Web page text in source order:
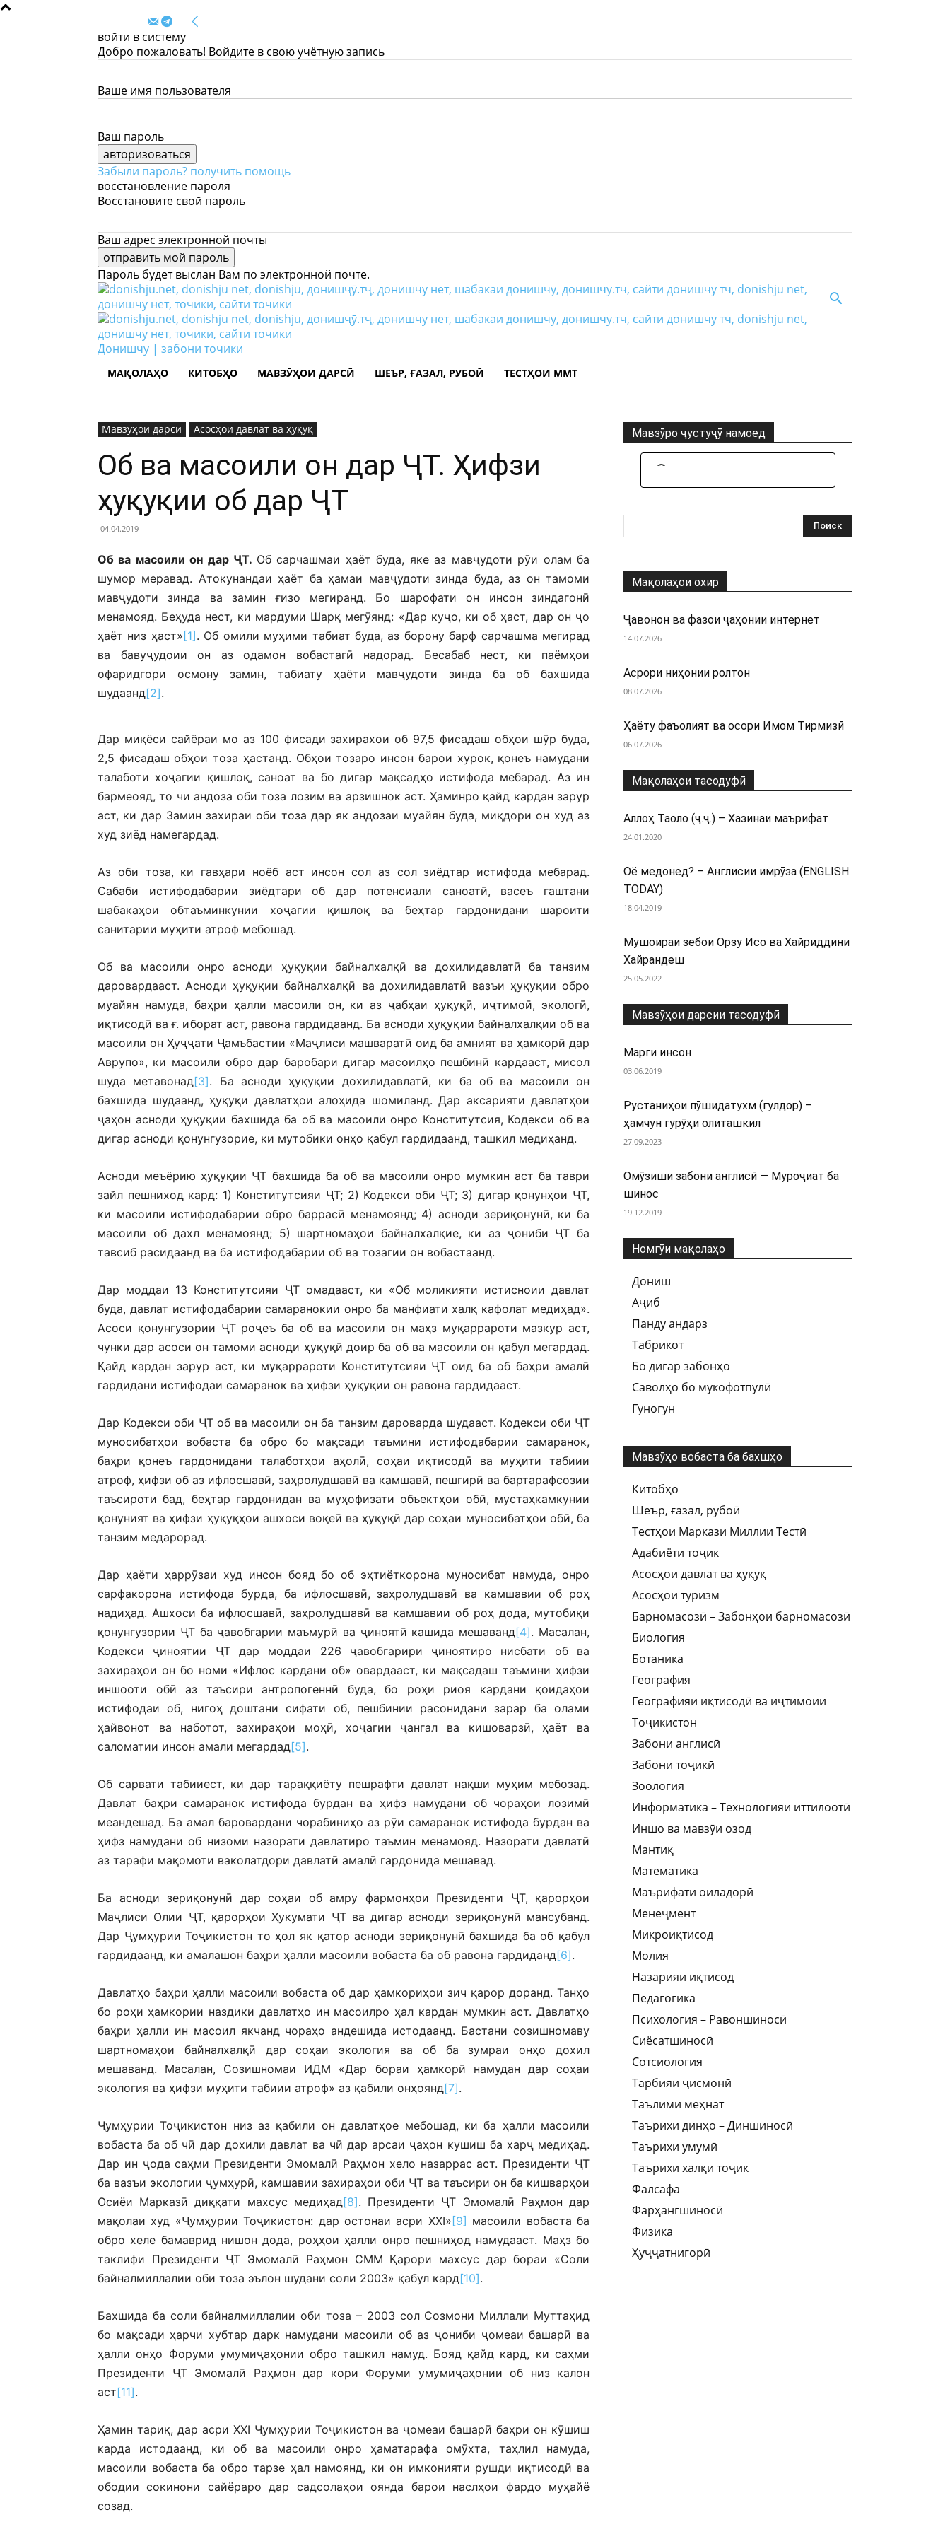
войти в систему
Добро пожаловать! Войдите в свою учётную запись
Ваше имя пользователя
Ваш пароль
Забыли пароль? получить помощь
восстановление пароля
Восстановите свой пароль
Ваш адрес электронной почты
Пароль будет выслан Вам по электронной почте.
Донишчу | забони точики
МАҚОЛАҲО КИТОБҲО МАВЗӮҲОИ ДАРСӢ ШЕЪР, ҒАЗАЛ, РУБОӢ ТЕСТҲОИ ММТ
Мавзӯҳои дарсӣ Асосҳои давлат ва ҳуқуқ
Об ва масоили он дар ҶТ. Ҳифзи
ҳуқуқии об дар ҶТ
04.04.2019
Об ва масоили он дар ҶТ. Об сарчашмаи ҳаёт буда, яке аз мавҷудоти рӯи олам ба
шумор меравад. Атокунандаи ҳаёт ба ҳамаи мавҷудоти зинда буда, аз он тамоми
мавҷудоти зинда ва замин ғизо мегиранд. Бо шарофати он инсон зиндагонӣ
менамояд. Беҳуда нест, ки мардуми Шарқ мегӯянд: «Дар куҷо, ки об ҳаст, дар он ҷо
ҳаёт низ ҳаст» [1] . Об омили муҳими табиат буда, аз борону барф сарчашма мегирад
ва бавуҷудоии он аз одамон вобастагӣ надорад. Бесабаб нест, ки паёмҳои
офаридгори осмону замин, табиату ҳаёти мавҷудоти зинда ба об бахшида
шудаанд[2].
Дар миқёси сайёраи мо аз 100 фисади захирахои об 97,5 фисадаш обҳои шӯр буда,
2,5 фисадаш обҳои тоза ҳастанд. Обҳои тозаро инсон барои хурок, қонеъ намудани
талаботи хоҷагии қишлоқ, саноат ва бо дигар мақсадҳо истифода мебарад. Аз ин
бармеояд, то чи андоза оби тоза лозим ва арзишнок аст. Ҳаминро қайд кардан зарур
аст, ки дар Замин захираи оби тоза дар як андозаи муайян буда, миқдори он худ аз
худ зиёд намегардад.
Аз оби тоза, ки гавҳари ноёб аст инсон сол аз сол зиёдтар истифода мебарад.
Сабаби истифодабарии зиёдтари об дар потенсиали саноатӣ, васеъ гаштани
шабакаҳои обтаъминкунии хоҷагии қишлоқ ва беҳтар гардонидани шароити
санитарии муҳити атроф мебошад.
Об ва масоили онро асноди ҳуқуқии байналхалқӣ ва дохилидавлатӣ ба танзим
даровардааст. Асноди ҳуқуқии байналхалқӣ ва дохилидавлатӣ вазъи ҳуқуқии обро
муайян намуда, баҳри ҳалли масоили он, ки аз ҷабҳаи ҳуқуқӣ, иҷтимоӣ, экологӣ,
иқтисодӣ ва ғ. иборат аст, равона гардидаанд. Ба асноди ҳуқуқии байналхалқии об ва
масоили он Ҳуҷҷати Ҷамъбастии «Маҷлиси машваратӣ оид ба амният ва ҳамкорӣ дар
Аврупо», ки масоили обро дар баробари дигар масоилҳо пешбинӣ кардааст, мисол
шуда метавонад[3]. Ба асноди ҳуқуқии дохилидавлатӣ, ки ба об ва масоили он
бахшида шудаанд, ҳуқуқи давлатҳои алоҳида шомиланд. Дар аксарияти давлатҳои
ҷаҳон асноди ҳуқуқии бахшида ба об ва масоили онро Конститутсия, Кодекси об ва
дигар асноди қонунгузорие, ки мутобики онҳо қабул гардидаанд, ташкил медиҳанд.
Асноди меъёрию ҳуқуқии ҶТ бахшида ба об ва масоили онро мумкин аст ба таври
зайл пешниход кард: 1) Конститутсияи ҶТ; 2) Кодекси оби ҶТ; 3) дигар қонунҳои ҶТ,
ки масоили истифодабарии обро баррасӣ менамоянд; 4) асноди зериқонунӣ, ки ба
масоили об дахл менамоянд; 5) шартномаҳои байналхалқие, ки аз ҷониби ҶТ ба
тавсиб расидаанд ва ба истифодабарии об ва тозагии он вобастаанд.
Дар моддаи 13 Конститутсияи ҶТ омадааст, ки «Об моликияти истисноии давлат
буда, давлат истифодабарии самаранокии онро ба манфиати халқ кафолат медиҳад».
Асоси қонунгузории ҶТ роҷеъ ба об ва масоили он маҳз муқаррароти мазкур аст,
чунки дар асоси он тамоми асноди ҳуқуқӣ доир ба об ва масоили он қабул мегардад.
Қайд кардан зарур аст, ки муқаррароти Конститутсияи ҶТ оид ба об баҳри амалӣ
гардидани истифодаи самаранок ва ҳифзи ҳуқуқии он равона гардидааст.
Дар Кодекси оби ҶТ об ва масоили он ба танзим дароварда шудааст. Кодекси оби ҶТ
муносибатҳои вобаста ба обро бо мақсади таъмини истифодабарии самаранок,
баҳри қонеъ гардонидани талаботҳои аҳолӣ, соҳаи иқтисодӣ ва муҳити табиии
атроф, ҳифзи об аз ифлосшавӣ, заҳролудшавӣ вa камшавӣ, пешгирӣ ва бартарафсозии
таъсироти бад, беҳтар гардонидан ва муҳофизати объектҳои обӣ, мустаҳкамкунии
қонуният ва ҳифзи ҳуқуқҳои ашхоси воқеӣ ва ҳуқуқӣ дар соҳаи муносибатҳои обӣ, ба
танзим медарорад.
Дар ҳаёти ҳаррӯзаи худ инсон бояд бо об эҳтиёткорона муносибат намуда, онро
сарфакорона истифода бурда, ба ифлосшавӣ, заҳролудшавӣ ва камшавии об рoҳ
надиҳад. Ашхоси ба ифлосшавӣ, заҳролудшавӣ ва камшавии об роҳ дода, мутобиқи
қонунгузории ҶТ ба ҷавобгарии маъмурӣ ва ҷиноятӣ кашида мешаванд[4]. Масалан,
Кодекси ҷиноятии ҶТ дар моддаи 226 ҷавобгарири ҷиноятиро нисбати об ва
захираҳои он бо номи «Ифлос кардани об» овардааст, ки мақсадаш таъмини ҳифзи
иншооти обӣ аз таъсири антропогеннӣ буда, бо роҳи риоя кардани қоидаҳои
истифодаи об, нигоҳ доштани сифати об, пешбинии расонидани зарар ба олами
ҳайвонот ва наботот, захираҳои моҳӣ, хоҷагии ҷангал ва кишоварзӣ, ҳаёт ва
саломатии инсон амали мегардад[5].
Об сарвати табииест, ки дар тараққиёту пешрафти давлат нақши муҳим мебозад.
Давлат баҳри самаранок истифода бурдан ва ҳифз намудани об чораҳои лозимӣ
меандешад. Ба амал баровардани чорабиниҳо аз рӯи самаранок истифода бурдан ва
ҳифз намудани об низоми назорати давлатиро таъмин менамояд. Назорати давлатӣ
аз тарафи мақомоти ваколатдори давлатӣ амалӣ гардонида мешавад.
Ба асноди зериқонунӣ дар соҳаи об амру фармонҳои Президенти ҶТ, қарорҳои
Маҷлиси Олии ҶТ, қарорҳои Ҳукумати ҶТ ва дигар асноди зериқонунӣ мансубанд.
Дар Ҷумҳурии Тоҷикистон то ҳол як қатор асноди зериқонунӣ бахшида ба об қабул
гардидаанд, ки амалашон баҳри ҳалли масоили вобаста ба об равона гардиданд[6].
Давлатҳо баҳри ҳалли масоили вобаста об дар ҳамкориҳои зич қарор доранд. Танҳо
бо роҳи ҳамкории наздики давлатҳо ин масоилро ҳал кардан мумкин аст. Давлатҳо
баҳри ҳалли ин масоил якчанд чораҳо андешида истодаанд. Бастани созишномаву
шартномаҳои байналхалқӣ дар соҳаи экология ва об ба зумраи онҳо дохил
мешаванд. Масалан, Созишномаи ИДМ «Дар бораи ҳамкорӣ намудан дар соҳаи
экология ва ҳифзи муҳити табиии атроф» аз қабили онҳоянд[7].
Ҷумҳурии Тоҷикистон низ аз қабили он давлатҳое мебошад, ки ба ҳалли масоили
вобаста ба об чӣ дар дохили давлат ва чӣ дар арсаи ҷаҳон кушиш ба харҷ медиҳад.
Дар ин ҷода саҳми Президенти Эмомалӣ Раҳмон хело назаррас аст. Президенти ҶТ
ба вазъи экологии ҷумҳурӣ, камшавии захираҳои оби ҶТ ва таъсири он ба кишварҳои
Осиёи Марказӣ диққати махсус медиҳад[8]. Президенти ҶТ Эмомалӣ Раҳмон дар
мақолаи худ «Ҷумҳурии Тоҷикистон: дар остонаи асри XXI» [9] масоили вобаста ба
обро хеле бамаврид нишон дода, роҳҳои ҳалли онро пешниҳод намудааст. Маҳз бо
таклифи Президенти ҶТ Эмомалӣ Раҳмон СММ Қарори махсус дар бораи «Соли
байналмиллалии оби тоза эълон шудани соли 2003» қабул кард[10].
Бахшида ба соли байналмиллалии оби тоза – 2003 сол Созмони Миллали Муттаҳид
бо мақсади ҳарчи хубтар дарк намудани масоили об аз ҷониби ҷомеаи башарӣ ва
ҳалли онҳо Форуми умумиҷаҳонии обро ташкил намуд. Бояд қайд кард, ки саҳми
Президенти ҶТ Эмомалӣ Раҳмон дар кори Форуми умумиҷаҳонии об низ калон
аст[11].
Ҳамин тариқ, дар асри XXI Ҷумҳурии Тоҷикистон ва ҷомеаи башарӣ баҳри он кӯшиш
карда истодаанд, ки об ва масоили онро ҳаматарафа омӯхта, таҳлил намуда,
масоили вобаста ба обро тарзе ҳал намоянд, ки он имконияти рушди иқтисодӣ ва
ободии сокинони сайёраро дар садсолаҳои оянда барои наслҳои фардо муҳайё
созад.
Мавзӯро ҷустуҷӯ намоед
Мақолаҳои охир
Ҷавонон ва фазои ҷаҳонии интернет
14.07.2026
Асрори ниҳонии ролтон
08.07.2026
Ҳаёту фаъолият ва осори Имом Тирмизӣ
06.07.2026
Мақолаҳои тасодуфӣ
Аллоҳ Таоло (ҷ.ҷ.) – Хазинаи маърифат
24.01.2020
Оё медонед? – Англисии имрӯза (ENGLISH
TODAY)
18.04.2019
Мушоираи зебои Орзу Исо ва Хайриддини
Хайрандеш
25.05.2022
Мавзӯҳои дарсии тасодуфӣ
Марги инсон
03.06.2019
Рустаниҳои пӯшидатухм (гулдор) –
ҳамчун гурӯҳи олиташкил
27.09.2023
Омӯзиши забони англисӣ — Муроҷиат ба
шинос
19.12.2019
Номгӯи мақолаҳо
Дониш
Аҷиб
Панду андарз
Табрикот
Бо дигар забонҳо
Саволҳо бо мукофотпулӣ
Гуногун
Мавзӯҳо вобаста ба бахшҳо
Китобҳо
Шеър, ғазал, рубоӣ
Тестҳои Маркази Миллии Тестӣ
Адабиёти тоҷик
Асосҳои давлат ва ҳуқуқ
Асосҳои туризм
Барномасозӣ – Забонҳои барномасозӣ
Биология
Ботаника
География
Географияи иқтисодӣ ва иҷтимоии
Тоҷикистон
Забони англисӣ
Забони тоҷикӣ
Зоология
Информатика – Технологияи иттилоотӣ
Иншо ва мавзӯи озод
Мантиқ
Математика
Маърифати оиладорӣ
Менеҷмент
Микроиқтисод
Молия
Назарияи иқтисод
Педагогика
Психология – Равоншиносӣ
Сиёсатшиносӣ
Сотсиология
Тарбияи ҷисмонӣ
Таълими меҳнат
Таърихи динҳо – Диншиносӣ
Таърихи умумӣ
Таърихи халқи тоҷик
Фалсафа
Фарҳангшиносӣ
Физика
Ҳуҷҷатнигорӣ